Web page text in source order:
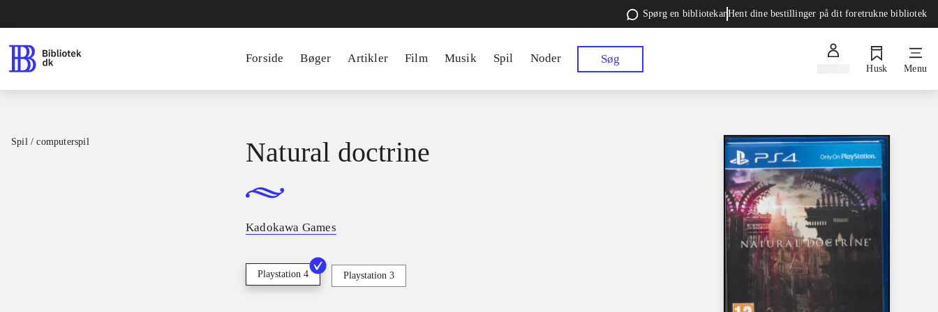
Spørg en bibliotekarHent dine bestillinger på dit foretrukne bibliotek
Forside Bøger Artikler Film Musik Spil Noder Søg
Husk Menu
Spil / computerspil Natural doctrine
Kadokawa Games
Playstation 4 Playstation 3